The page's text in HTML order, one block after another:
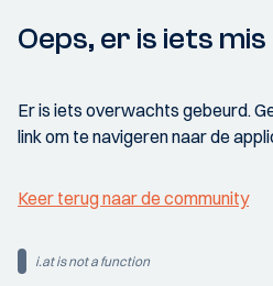
Oeps, er is iets mis
Er is iets overwachts gebeurd.
link om te navigeren naar de
Keer terug naar de community
i.at is not a function